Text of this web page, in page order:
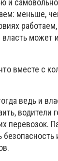
и
меньше,
может
вместе с
ведь и
перевозок.